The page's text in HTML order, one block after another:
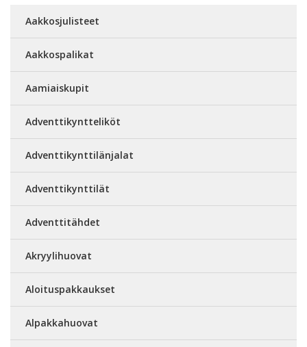
Aakkosjulisteet
Aakkospalikat
Aamiaiskupit
Adventtikyntteliköt
Adventtikynttilänjalat
Adventtikynttilät
Adventtitähdet
Akryylihuovat
Aloituspakkaukset
Alpakkahuovat